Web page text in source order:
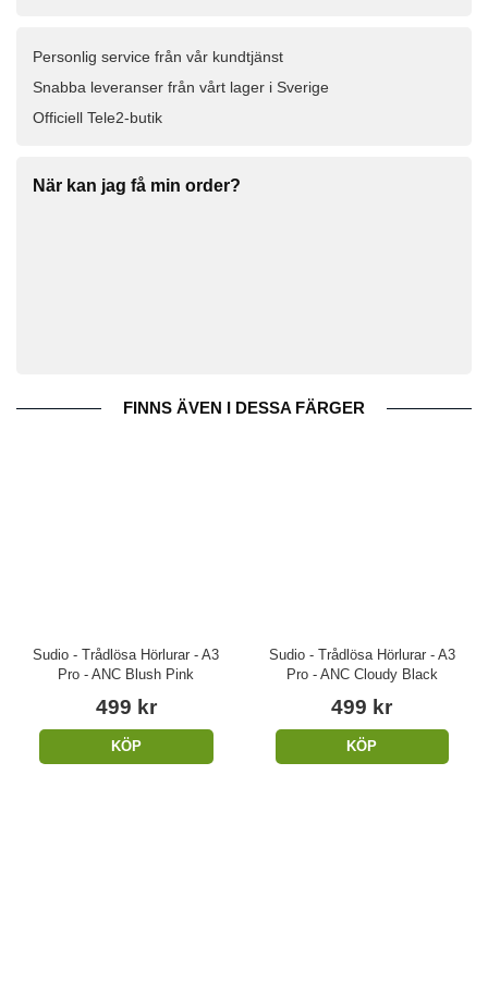
Personlig service från vår kundtjänst
Snabba leveranser från vårt lager i Sverige
Officiell Tele2-butik
När kan jag få min order?
FINNS ÄVEN I DESSA FÄRGER
Sudio - Trådlösa Hörlurar - A3
Pro - ANC Blush Pink
499 kr
KÖP
Sudio - Trådlösa Hörlurar - A3
Pro - ANC Cloudy Black
499 kr
KÖP